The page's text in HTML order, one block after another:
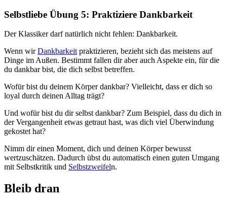
Selbstliebe Übung 5: Praktiziere Dankbarkeit
Der Klassiker darf natürlich nicht fehlen: Dankbarkeit.
Wenn wirDankbarkeit praktizieren, bezieht sich das meistens auf
Dinge im Außen. Bestimmt fallen dir aber auch Aspekte ein, für die
du dankbar bist, die dich selbst betreffen.
Wofür bist du deinem Körper dankbar? Vielleicht, dass er dich so
loyal durch deinen Alltag trägt?
Und wofür bist du dir selbst dankbar? Zum Beispiel, dass du dich in
der Vergangenheit etwas getraut hast, was dich viel Überwindung
gekostet hat?
Nimm dir einen Moment, dich und deinen Körper bewusst
wertzuschätzen. Dadurch übst du automatisch einen guten Umgang
mit Selbstkritik und Selbstzweifeln.
Bleib dran